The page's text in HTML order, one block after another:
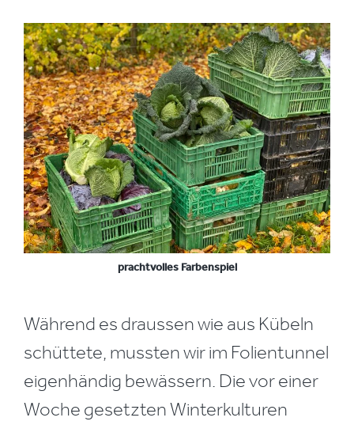
prachtvolles Farbenspiel
Während es draussen wie aus Kübeln
schüttete, mussten wir im Folientunnel
eigenhändig bewässern. Die vor einer
Woche gesetzten Winterkulturen